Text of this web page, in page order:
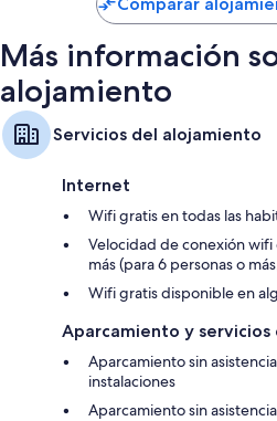
Más información
alojamiento
Servicios del alojamiento
Internet
Wifi gratis en todas las
Velocidad de conexión
más (para 6 personas o
Wifi gratis disponible en
Aparcamiento y
Aparcamiento sin
instalaciones
Aparcamiento sin